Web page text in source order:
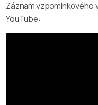
Záznam vzpomínkového
YouTube: